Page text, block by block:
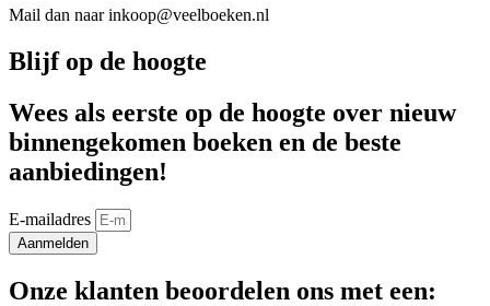
Mail dan naar inkoop@veelboeken.nl
Blijf op de hoogte
Wees als eerste op de hoogte over nieuw
binnengekomen boeken en de beste
aanbiedingen!
E-mailadres
Aanmelden
Onze klanten beoordelen ons met een: